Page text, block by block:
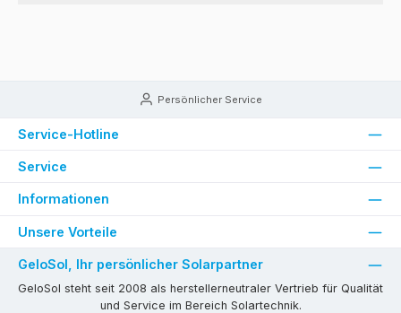
Persönlicher Service
Service-Hotline
Service
Informationen
Unsere Vorteile
GeloSol, Ihr persönlicher Solarpartner
GeloSol steht seit 2008 als herstellerneutraler Vertrieb für Qualität
und Service im Bereich Solartechnik.